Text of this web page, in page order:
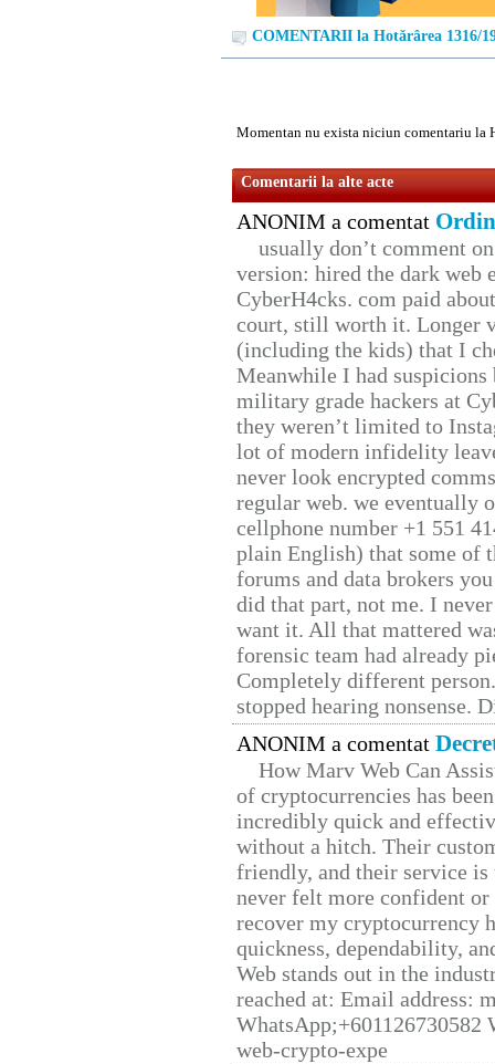
COMENTARII la Hotărârea 1316/
Momentan nu exista niciun comentariu la
Comentarii la alte acte
ANONIM a comentat
usually don’t comment
version: hired the dark web
CyberH4cks. com paid
court, still worth it. Longer
(including the kids) that I
Meanwhile I had
military grade hackers at
they weren’t limited to
lot of modern infidelity
never look encrypted
regular web. we eventually
cellphone number +1 551
plain English) that some of
forums and data brokers
did that part, not me. I
want it. All that mattered
forensic team had already
Completely different
stopped hearing nonsense.
ANONIM a comentat
How Marv Web Can
of cryptocurrencies has
incredibly quick and
without a hitch. Their
friendly, and their service
never felt more confident
recover my cryptocurrency
quickness, dependability,
Web stands out in the
reached at: Email address:
web-crypto-expe